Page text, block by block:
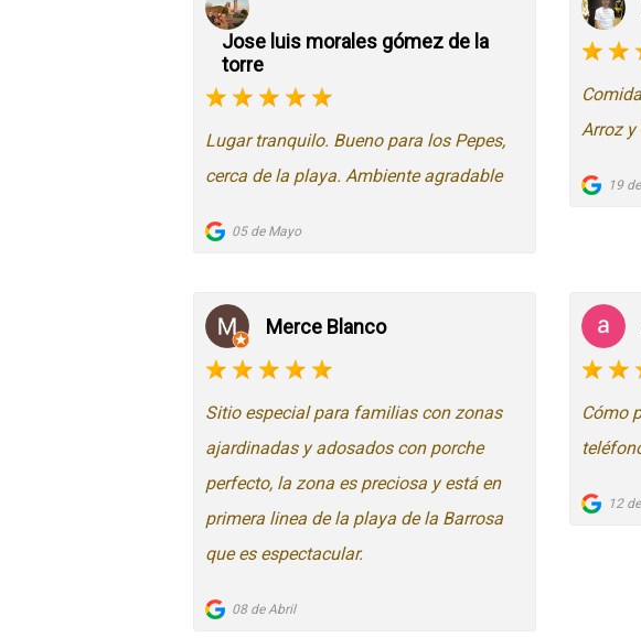
Jose luis morales gómez de la
torre
Lugar tranquilo. Bueno para los Pepes,
cerca de la playa. Ambiente agradable
05 de Mayo
Arroz
19
Merce Blanco
Sitio especial para familias con zonas
ajardinadas y adosados con porche
perfecto, la zona es preciosa y está en
primera linea de la playa de la Barrosa
que es espectacular.
08 de Abril
Cómo
12